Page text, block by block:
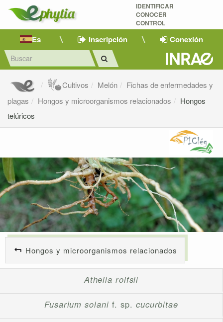
IDENTIFICAR
CONOCER
CONTROL
Es Inscripción Conexión
Cultivos Melón
Fichas de enfermedades y
plagas
Hongos y microorganismos relacionados
Hongos
telúricos
Hongos y microorganismos relacionados
Athelia rolfsii
Fusarium solanif. sp. cucurbitae